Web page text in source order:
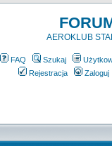
AEROKLUB
FAQ Szukaj
Rejestracja
Zaloguj